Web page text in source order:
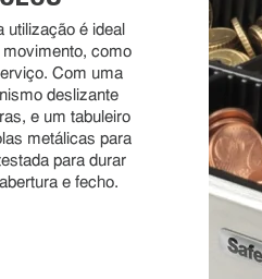
utilização é ideal
como
Com uma
deslizante
e um tabuleiro
metálicas para
para durar
e fecho.